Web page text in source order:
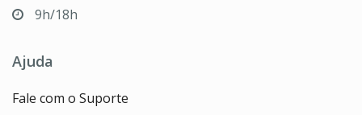
9h/18h
Ajuda
Fale com o Suporte